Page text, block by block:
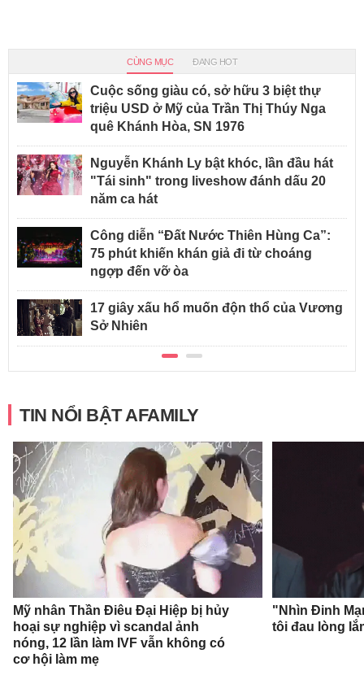
CÙNG MỤC ĐANG HOT
Cuộc sống giàu có, sở hữu 3 biệt thự
triệu USD ở Mỹ của Trần Thị Thúy Nga
quê Khánh Hòa, SN 1976
Nguyễn Khánh Ly bật khóc, lần đầu hát
"Tái sinh" trong liveshow đánh dấu 20
năm ca hát
Công diễn “Đất Nước Thiên Hùng Ca”:
75 phút khiến khán giả đi từ choáng
ngợp đến vỡ òa
17 giây xấu hổ muốn độn thổ của Vương
Sở Nhiên
TIN NỔI BẬT AFAMILY
Mỹ nhân Thần Điêu Đại Hiệp bị hủy
hoại sự nghiệp vì scandal ảnh
nóng, 12 lần làm IVF vẫn không có
cơ hội làm mẹ
"Nhìn Đinh
tôi đau lòng